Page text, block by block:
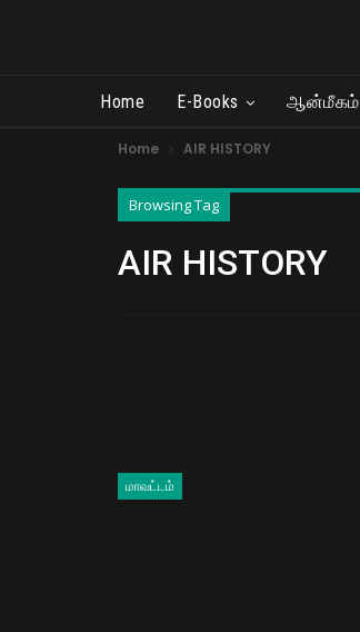
Home E-Books ஆன்மீகம்
Home AIR HISTORY
Browsing Tag
AIR HISTORY
மாவட்டம்